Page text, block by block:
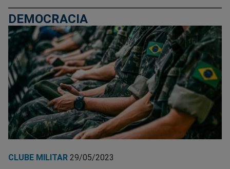
DEMOCRACIA
CLUBE MILITAR 29/05/2023